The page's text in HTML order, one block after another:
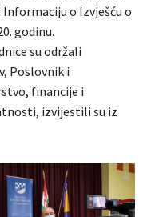
Informaciju o Izvješću o
godinu.
su održali
Poslovnik i
financije i
izvijestili su iz